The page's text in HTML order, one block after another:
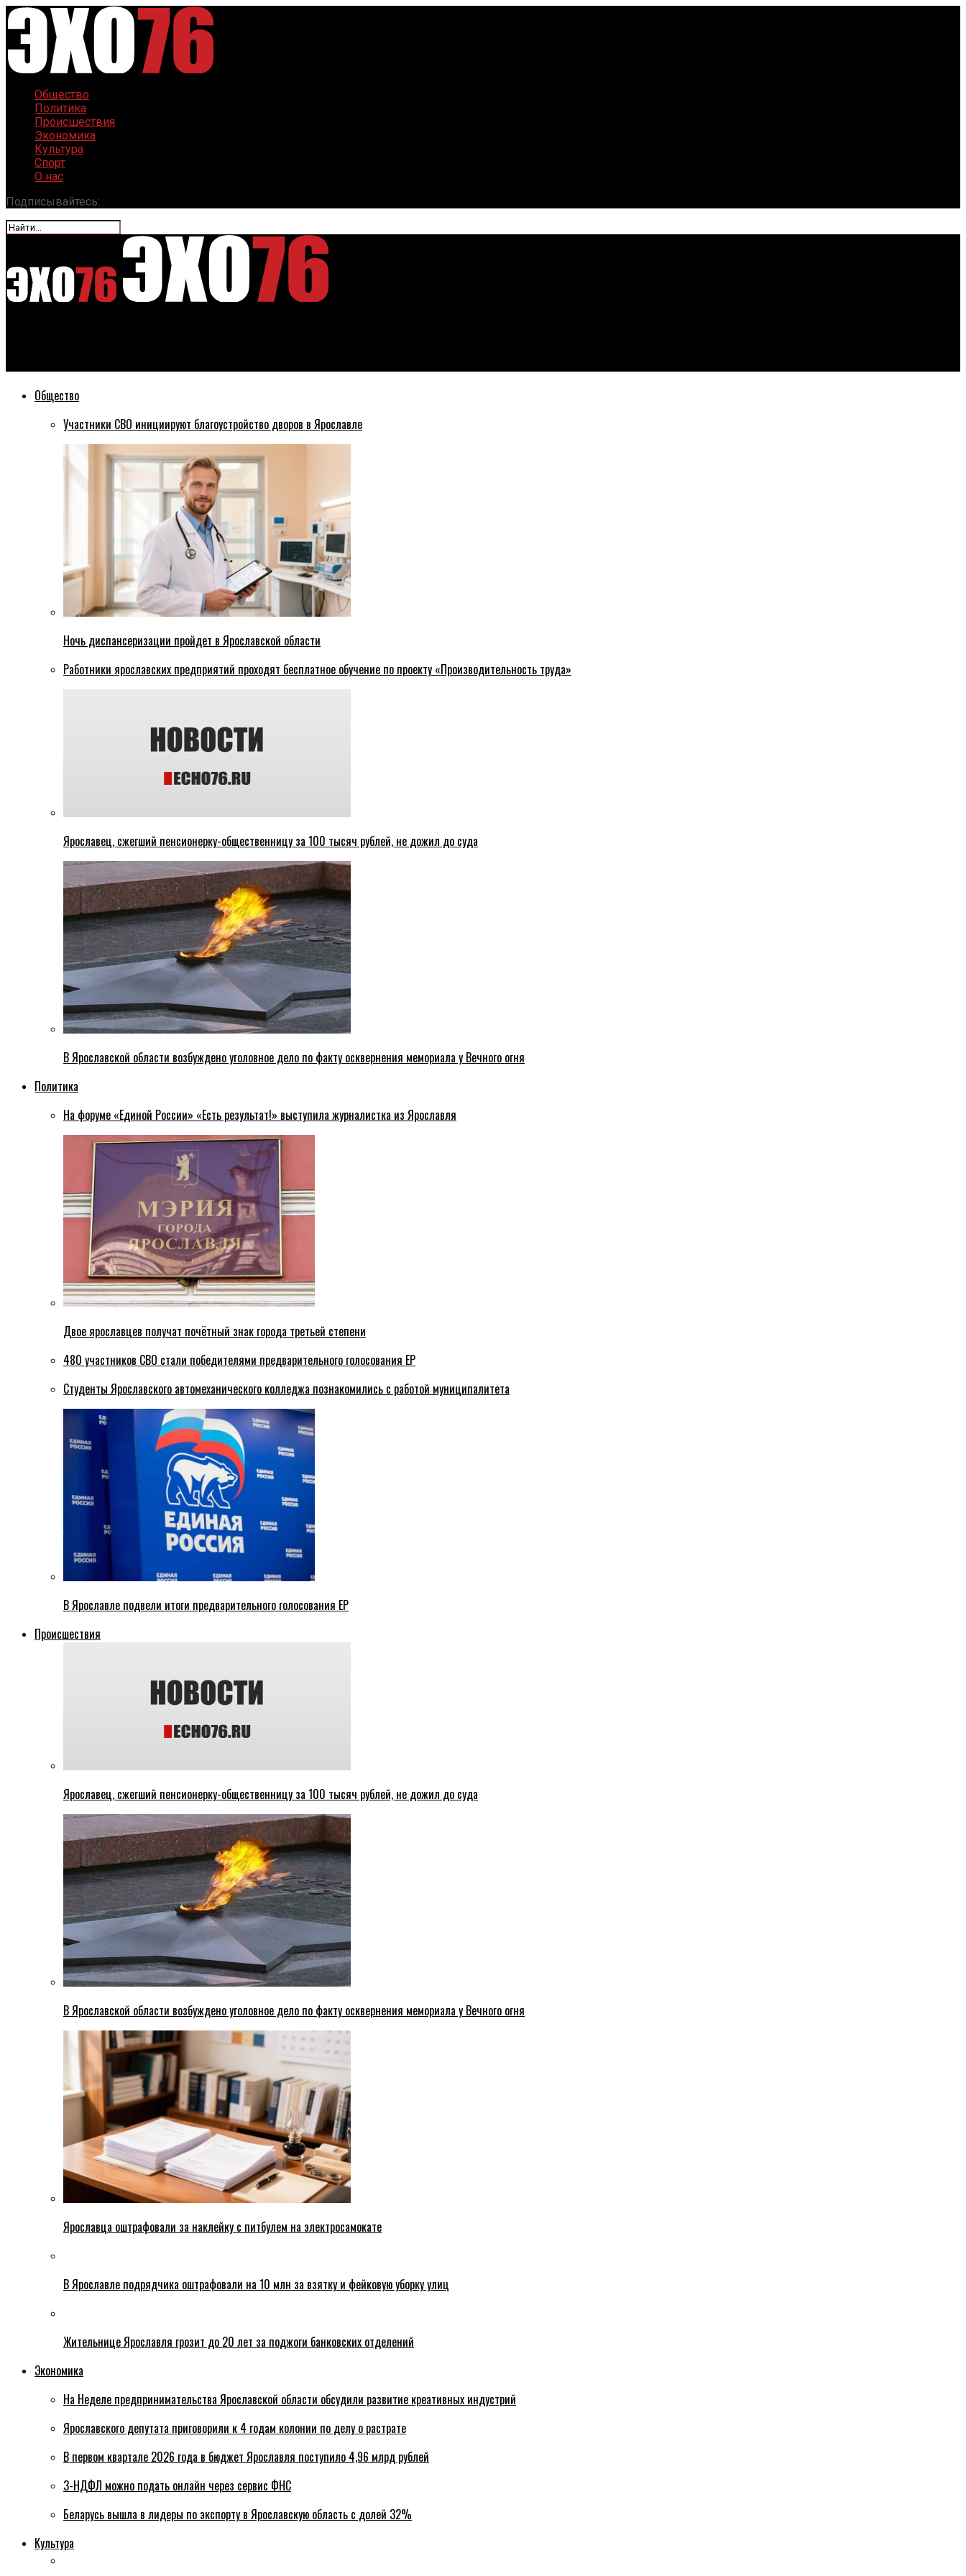
Общество
Политика
Происшествия
Экономика
Культура
Спорт
О нас
Подписывайтесь:
Общество
Участники СВО инициируют благоустройство дворов в Ярославле
Ночь диспансеризации пройдет в Ярославской области
Работники ярославских предприятий проходят бесплатное обучение по проекту «Производительность труда»
Ярославец, сжегший пенсионерку-общественницу за 100 тысяч рублей, не дожил до суда
В Ярославской области возбуждено уголовное дело по факту осквернения мемориала у Вечного огня
Политика
На форуме «Единой России» «Есть результат!» выступила журналистка из Ярославля
Двое ярославцев получат почётный знак города третьей степени
480 участников СВО стали победителями предварительного голосования ЕР
Студенты Ярославского автомеханического колледжа познакомились с работой муниципалитета
В Ярославле подвели итоги предварительного голосования ЕР
Происшествия
Ярославец, сжегший пенсионерку-общественницу за 100 тысяч рублей, не дожил до суда
В Ярославской области возбуждено уголовное дело по факту осквернения мемориала у Вечного огня
Ярославца оштрафовали за наклейку с питбулем на электросамокате
В Ярославле подрядчика оштрафовали на 10 млн за взятку и фейковую уборку улиц
Жительнице Ярославля грозит до 20 лет за поджоги банковских отделений
Экономика
На Неделе предпринимательства Ярославской области обсудили развитие креативных индустрий
Ярославского депутата приговорили к 4 годам колонии по делу о растрате
В первом квартале 2026 года в бюджет Ярославля поступило 4,96 млрд рублей
3-НДФЛ можно подать онлайн через сервис ФНС
Беларусь вышла в лидеры по экспорту в Ярославскую область с долей 32%
Культура